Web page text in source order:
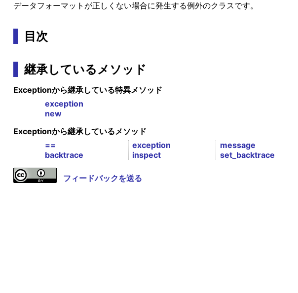
データフォーマットが正しくない場合に発生する例外のクラスです。
目次
継承しているメソッド
Exceptionから継承している特異メソッド
exception
new
Exceptionから継承しているメソッド
==
backtrace
exception
inspect
message
set_backtrace
フィードバックを送る